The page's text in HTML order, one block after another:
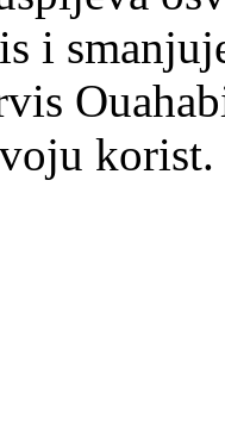
i
korist.